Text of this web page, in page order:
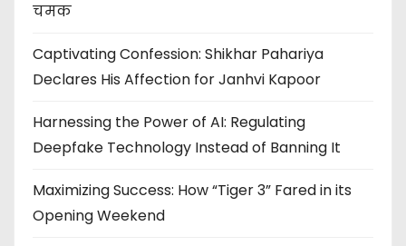
चमक
Captivating Confession: Shikhar Pahariya
Declares His Affection for Janhvi Kapoor
Harnessing the Power of AI: Regulating
Deepfake Technology Instead of Banning It
Maximizing Success: How “Tiger 3” Fared in its
Opening Weekend